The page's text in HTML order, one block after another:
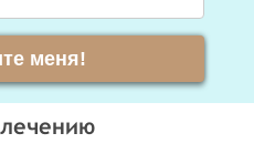
меня!